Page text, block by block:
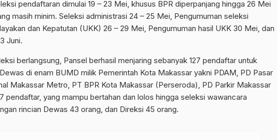
pendaftaran dimulai 19 – 23 Mei, khusus BPR diperpanjang hingga 26 Mei
masih minim. Seleksi administrasi 24 – 25 Mei, Pengumuman seleksi
dan Kepatutan (UKK) 26 – 29 Mei, Pengumuman hasil UKK 30 Mei, dan
Juni.
berlangsung, Pansel berhasil menjaring sebanyak 127 pendaftar untuk
di enam BUMD milik Pemerintah Kota Makassar yakni PDAM, PD Pasar
Makassar Metro, PT BPR Kota Makassar (Perseroda), PD Parkir Makassar
pendaftar, yang mampu bertahan dan lolos hingga seleksi wawancara
rincian Dewas 43 orang, dan Direksi 45 orang.